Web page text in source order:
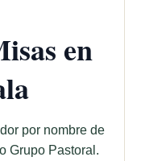
en
por nombre de
Grupo Pastoral.